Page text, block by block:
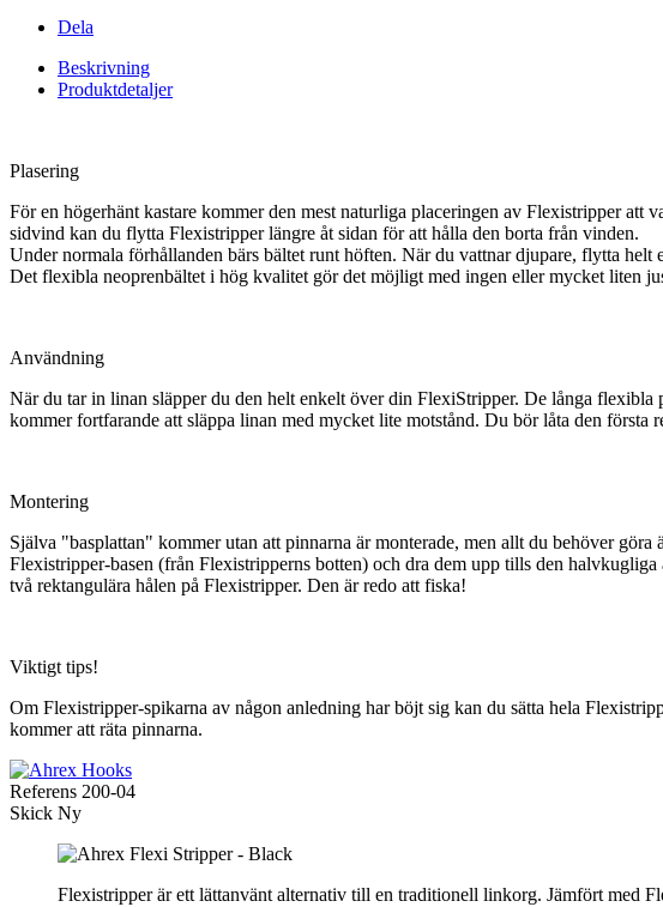
Dela
Beskrivning
Produktdetaljer
Plasering
För en högerhänt kastare kommer den mest naturliga placeringen av Flexistripper
sidvind kan du flytta Flexistripper längre åt sidan för att hålla den borta från vinden.
Under normala förhållanden bärs bältet runt höften. När du vattnar djupare, flytta helt
Det flexibla neoprenbältet i hög kvalitet gör det möjligt med ingen eller mycket liten
Användning
När du tar in linan släpper du den helt enkelt över din FlexiStripper. De långa
kommer fortfarande att släppa linan med mycket lite motstånd. Du bör låta den första
Montering
Själva "basplattan" kommer utan att pinnarna är monterade, men allt du behöver
Flexistripper-basen (från Flexistripperns botten) och dra dem upp tills den
två rektangulära hålen på Flexistripper. Den är redo att fiska!
Viktigt tips!
Om Flexistripper-spikarna av någon anledning har böjt sig kan du sätta hela
kommer att räta pinnarna.
Referens 200-04
Skick Ny
Flexistripper är ett lättanvänt alternativ till en traditionell linkorg. Jämfört med